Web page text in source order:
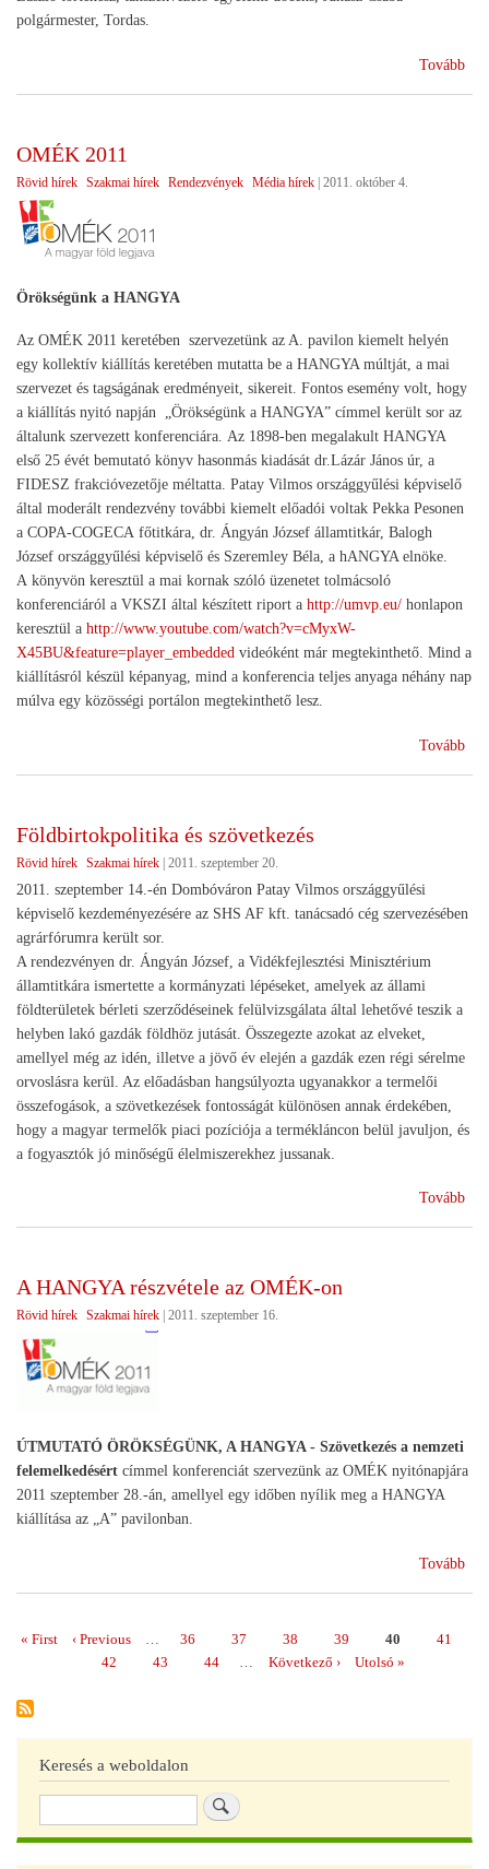
polgármester, Tordas.
Tovább
OMÉK 2011
Rövid hírek Szakmai hírek Rendezvények Média hírek 2011. október 4.
Örökségünk a HANGYA
Az OMÉK 2011 keretében szervezetünk az A. pavilon kiemelt helyén
egy kollektív kiállítás keretében mutatta be a HANGYA múltját, a mai
szervezet és tagságának eredményeit, sikereit. Fontos esemény volt, hogy
a kiállítás nyitó napján „Örökségünk a HANGYA” címmel került sor az
általunk szervezett konferenciára. Az 1898-ben megalakult HANGYA
első 25 évét bemutató könyv hasonmás kiadását dr.Lázár János úr, a
FIDESZ frakcióvezetője méltatta. Patay Vilmos országgyűlési képviselő
által moderált rendezvény további kiemelt előadói voltak Pekka Pesonen
a COPA-COGECA főtitkára, dr. Ángyán József államtitkár, Balogh
József országgyűlési képviselő és Szeremley Béla, a hANGYA elnöke.
A könyvön keresztül a mai kornak szóló üzenetet tolmácsoló
konferenciáról a VKSZI által készített riport a http://umvp.eu/ honlapon
keresztül a http://www.youtube.com/watch?v=cMyxW-
X45BU&feature=player_embedded videóként már megtekinthető. Mind a
kiállításról készül képanyag, mind a konferencia teljes anyaga néhány nap
múlva egy közösségi portálon megtekinthető lesz.
Tovább
Földbirtokpolitika és szövetkezés
Rövid hírek Szakmai hírek | 2011. szeptember 20.
2011. szeptember 14.-én Dombóváron Patay Vilmos országgyűlési
képviselő kezdeményezésére az SHS AF kft. tanácsadó cég szervezésében
agrárfórumra került sor.
A rendezvényen dr. Ángyán József, a Vidékfejlesztési Minisztérium
államtitkára ismertette a kormányzati lépéseket, amelyek az állami
földterületek bérleti szerződéseinek felülvizsgálata által lehetővé teszik a
helyben lakó gazdák földhöz jutását. Összegezte azokat az elveket,
amellyel még az idén, illetve a jövő év elején a gazdák ezen régi sérelme
orvoslásra kerül. Az előadásban hangsúlyozta ugyanakkor a termelői
összefogások, a szövetkezések fontosságát különösen annak érdekében,
hogy a magyar termelők piaci pozíciója a termékláncon belül javuljon, és
a fogyasztók jó minőségű élelmiszerekhez jussanak.
Tovább
A HANGYA részvétele az OMÉK-on
Rövid hírek Szakmai hírek 2011. szeptember 16.
ÚTMUTATÓ ÖRÖKSÉGÜNK, A HANGYA - Szövetkezés a nemzeti
felemelkedésért címmel konferenciát szervezünk az OMÉK nyitónapjára
2011 szeptember 28.-án, amellyel egy időben nyílik meg a HANGYA
kiállítása az „A” pavilonban.
Tovább
Oldalszámozás
Első
« First
Előző
oldal
‹ Previous … Page
36 Page
37 Page
38 Page
39 Page
40 Page
41
Page
42 Page
43 Page
44 …
Következő
Következő ›
Utolsó
Utolsó »
Keresés a weboldalon